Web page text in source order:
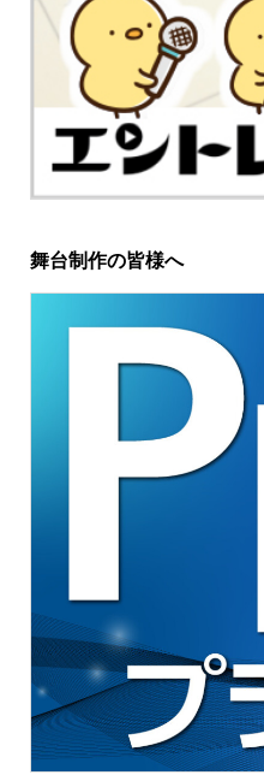
舞台制作の皆様へ